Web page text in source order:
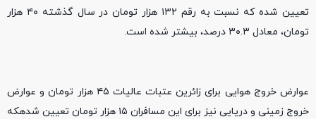
تعیین شده که نسبت به رقم ۱۳۲ هزار تومان در سال گذشته ۴۰ هزار
تومان، معادل ۳۰.۳ درصد، بیشتر شده است.
عوارض خروج هوایی برای زائرین عتبات عالیات ۴۵ هزار تومان و عوارض
خروج زمینی و دریایی نیز برای این مسافران ۱۵ هزار تومان تعیین شدهکه